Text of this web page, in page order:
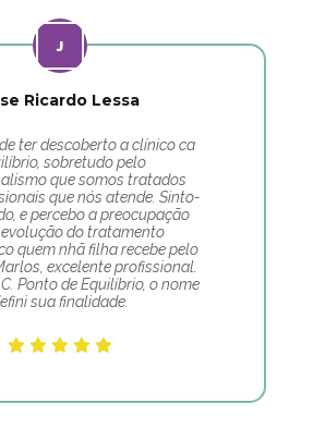
Ricardo Lessa
ter descoberto a clínico ca
sobretudo pelo
que somos tratados
que nós atende. Sinto-
e percebo a preocupação
do tratamento
quem nhã filha recebe pelo
excelente profissional.
Ponto de Equilíbrio, o nome
sua finalidade.